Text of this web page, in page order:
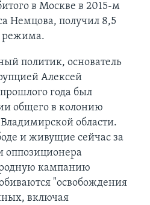
в Москве в 2015-м
Немцова, получил 8,5
режима.
политик, основатель
Алексей
года был
общего в колонию
области.
и живущие сейчас за
оппозиционера
кампанию
"освобождения
включая